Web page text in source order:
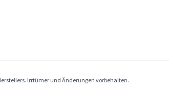
Irrtümer und Änderungen vorbehalten.